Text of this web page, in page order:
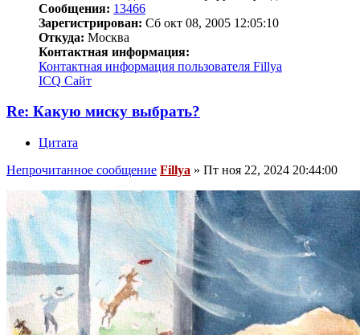
Сообщения: 13466
Зарегистрирован: Сб окт 08, 2005 12:05:10
Откуда: Москва
Контактная информация:
Контактная информация пользователя Fillya
ICQ Сайт
Re: Какую миску выбрать?
Цитата
Непрочитанное сообщение Fillya » Пт ноя 22, 2024 20:44:00